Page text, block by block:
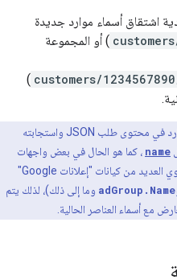
اشتقاق أسماء موارد جديدة
) أو المجموعة
customers/
)
تتم الإشارة إلى أسماء الموارد في محتوى طلب JSON واستجابته
name ، كما هو الحال في بعض واجهات
برمجة تطبيقات Google Cloud الأخرى. تحتوي العديد من كيانات "إعلانات Google"
adGroup.Name وما إلى ذلك)، لذلك يتم
مع أسماء العناصر الحالية.